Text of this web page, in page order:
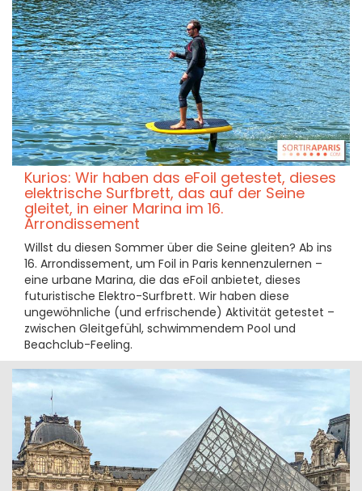
Kurios: Wir haben das eFoil getestet, dieses
elektrische Surfbrett, das auf der Seine
gleitet, in einer Marina im 16.
Arrondissement
Willst du diesen Sommer über die Seine gleiten? Ab ins
16. Arrondissement, um Foil in Paris kennenzulernen –
eine urbane Marina, die das eFoil anbietet, dieses
futuristische Elektro-Surfbrett. Wir haben diese
ungewöhnliche (und erfrischende) Aktivität getestet –
zwischen Gleitgefühl, schwimmendem Pool und
Beachclub-Feeling.